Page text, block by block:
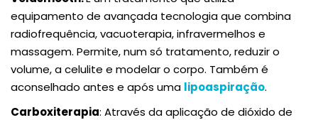
equipamento de avançada tecnologia que combina
radiofrequência, vacuoterapia, infravermelhos e
massagem. Permite, num só tratamento, reduzir o
volume, a celulite e modelar o corpo. Também é
aconselhado antes e após uma lipoaspiração.
Carboxiterapia: Através da aplicação de dióxido de